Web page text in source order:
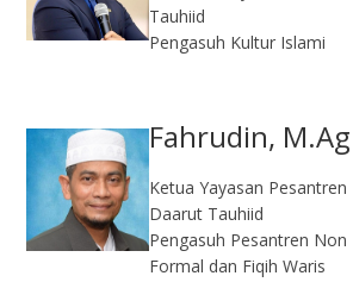
Tauhiid
Pengasuh Kultur Islami
Fahrudin, M.Ag​
Ketua Yayasan Pesantren
Daarut Tauhiid
Pengasuh Pesantren Non
Formal dan Fiqih Waris